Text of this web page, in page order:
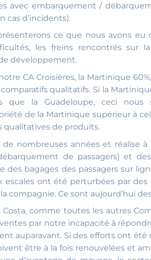
avec embarquement /
cas d’incidents).
ce que nous avons eu
les freins rencontrés sur la
développement.
CA Croisières, la Martinique
qualitatifs. Si la
que la Guadeloupe, ceci nous
de la Martinique supérieur à
qualitatives de produits.
nombreuses années et réalise à
de passagers) et
des bagages des passagers sur
escales ont été perturbées par
compagnie. Ce sont aujourd’hui
comme toutes les autres
par notre incapacité à
auparavant. Si des efforts ont
être à la fois renouvelées